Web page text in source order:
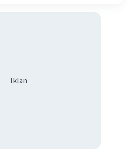
stres, mengelola emosi, dan
Iklan